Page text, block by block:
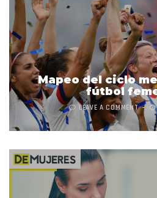
Mapeo del ciclo
fútbol
LEAVE A COMMENT